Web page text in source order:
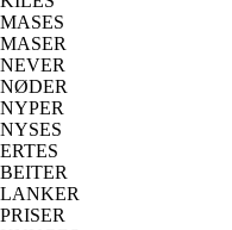
MASES
MASER
NEVER
NØDER
NYPER
NYSES
ERTES
BEITER
LANKER
PRISER